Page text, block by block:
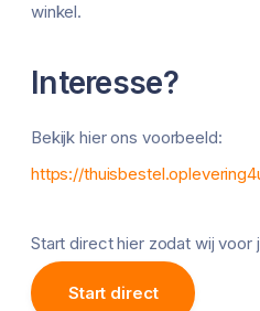
winkel.
Interesse?
Bekijk hier ons voorbeeld:
https://
Start direct hier zodat wij voor
Start direct